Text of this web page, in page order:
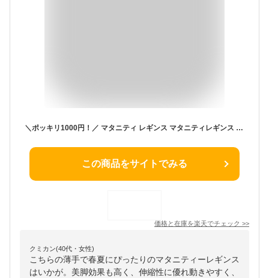
＼ポッキリ1000円！／ マタニティ レギンス マタニティレギンス パンツ スパッツ 大きいサイズ レギンスパンツ 薄手 妊娠 妊婦 初期 中期 春 夏 春夏 夏用 春夏 秋冬 冬 ズボン ルームウェア マタニティパンツ 部屋着 美脚効果 M L XL 2XL 3XL
この商品をサイトでみる
価格と在庫を楽天でチェック >>
クミカン(40代・女性)
こちらの薄手で春夏にぴったりのマタニティーレギンス
はいかが。美脚効果も高く、伸縮性に優れ動きやすく、